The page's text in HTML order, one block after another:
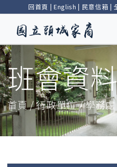
回首頁 | English | 民意信箱 |
班會資
首頁 / 行政單位 / 學務